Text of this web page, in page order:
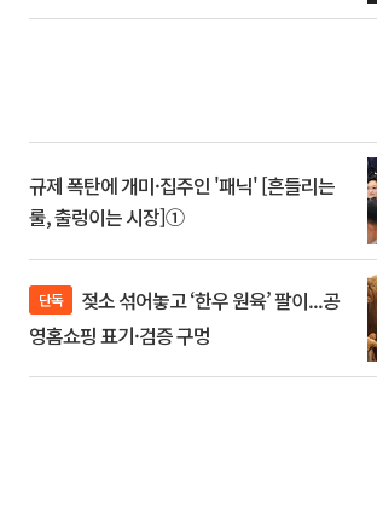
규제 폭탄에 개미·집주인 '패닉' [흔들리는
룰, 출렁이는 시장]①
단독
영홈쇼핑 표기·검증 구멍